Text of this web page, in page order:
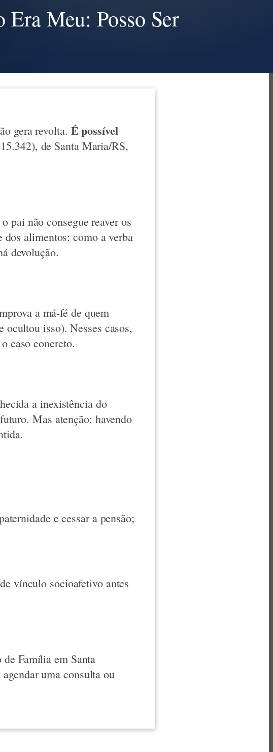
Meu: Posso Ser
gera revolta. É possível
de Santa Maria/RS,
pai não consegue reaver os
alimentos: como a verba
devolução.
a má-fé de quem
ocultou isso). Nesses casos,
caso concreto.
a inexistência do
Mas atenção: havendo
e cessar a pensão;
vínculo socioafetivo antes
Família em Santa
uma consulta ou